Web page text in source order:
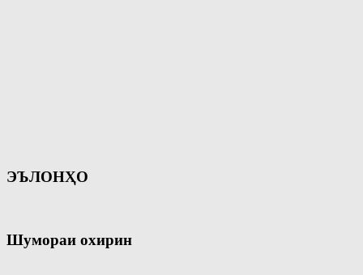
ЭЪЛОНҲО
Шумораи охирин